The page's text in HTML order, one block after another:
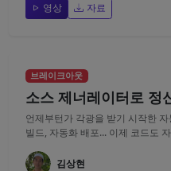
영상 자료
브레이크아웃
소스 제너레이터로 정
언제부턴가 각광을 받기 시작한
빌드, 자동화 배포... 이제 코드도
김상현